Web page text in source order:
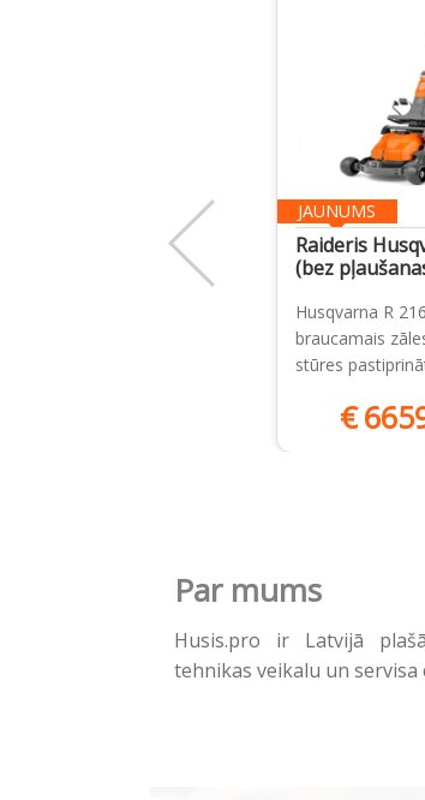
JAUNUMS
Raideris
(bez
Husqvarna R
braucamais
stūres
€
Par mums
Husis.pro ir Latvijā
tehnikas veikalu un servisa